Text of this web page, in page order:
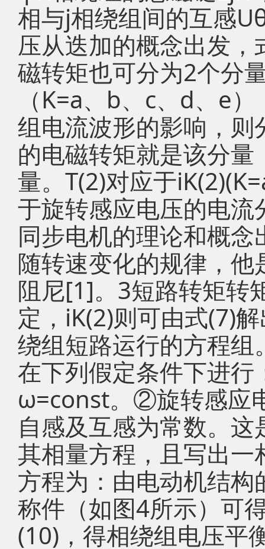
相与j相绕组间的互感
压从迭加的概念出发
磁转矩也可分为2个分
（K=a、b、c、d、e
组电流波形的影响，
的电磁转矩就是该分
量。T(2)对应于
于旋转感应电压的电
同步电机的理论和概
随转速变化的规律，
阻尼[1]。3短路转矩转
定，iK(2)则可由式(7)
绕组短路运行的方程
在下列假定条件下进
ω=const。②旋转感应
自感及互感为常数。
其相量方程，且写出
方程为：由电动机结
称件（如图4所示）可
(10)，得相绕组电压平